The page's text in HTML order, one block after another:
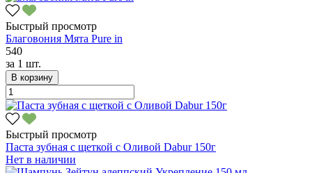
Быстрый просмотр
Благовония Мята Pure in
540
за 1 шт.
В корзину
Быстрый просмотр
Паста зубная с щеткой с Оливой Dabur 150г
Нет в наличии